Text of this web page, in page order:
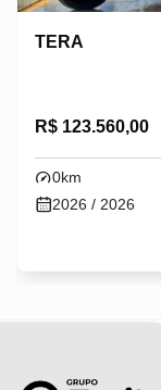
TERA
R$ 123.560,00
0km
2026 / 2026